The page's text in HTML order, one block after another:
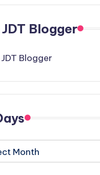
JDT Blogger